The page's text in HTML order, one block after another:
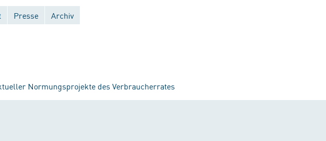
Presse Archiv
Normungsprojekte des Verbraucherrates